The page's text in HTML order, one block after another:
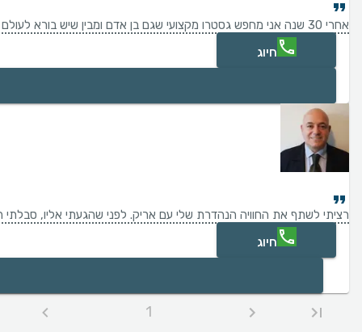
אחרי 30 שנה אני מחפש גסטרו מקצועי שגם בן אדם ומבין שיש בורא לעולם ולו הנסתרות
חיוג
רציתי לשתף את החוויה הנהדרת שלי עם אריק. לפני שהגעתי אליו, סבלתי
חיוג
1